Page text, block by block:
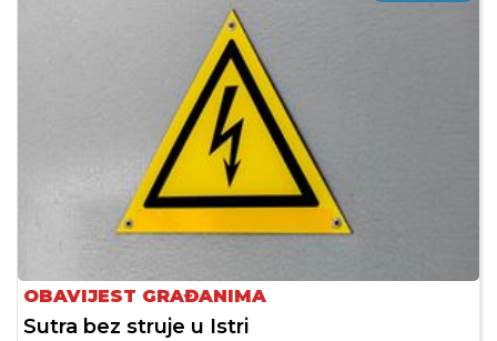
OBAVIJEST GRAĐANIMA
Sutra bez struje u Istri